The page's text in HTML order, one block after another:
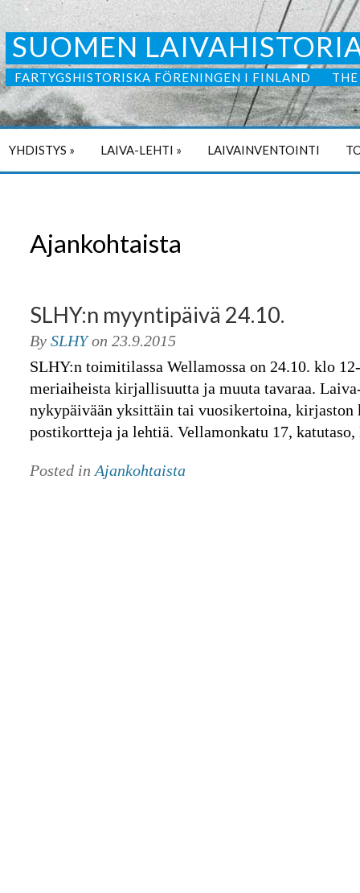
SUOMEN
FARTYGSHISTORISKA FÖRENINGEN I FINLAND
YHDISTYS » LAIVA-LEHTI » LAIVAINVENTOINTI
Ajankohtaista
SLHY:n myyntipäivä 24.10.
By SLHYon 23.9.2015
SLHY:n toimitilassa Wellamossa on 24.10. klo
meriaiheista kirjallisuutta ja muuta tavaraa.
nykypäivään yksittäin tai vuosikertoina,
postikortteja ja lehtiä. Vellamonkatu 17,
Posted in Ajankohtaista